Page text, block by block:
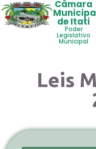
Câmara
de Itati
Poder
Legislativo
Municipal
Leis